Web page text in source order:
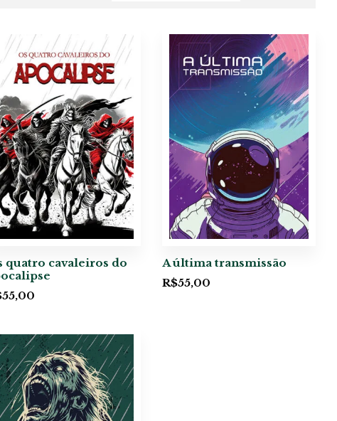
quatro cavaleiros do
55,00
A última transmissão
R$55,00